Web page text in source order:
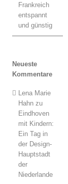
Frankreich
entspannt
und günstig
Neueste
Kommentare
Lena Marie
Hahnzu
Eindhoven
mit Kindern:
Ein Tag in
der Design-
Hauptstadt
der
Niederlande